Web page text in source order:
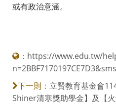
或有政治意涵。
： https://www.edu.tw/
下一則： 立賢教育基金會
Shiner清寒獎助學金】及【